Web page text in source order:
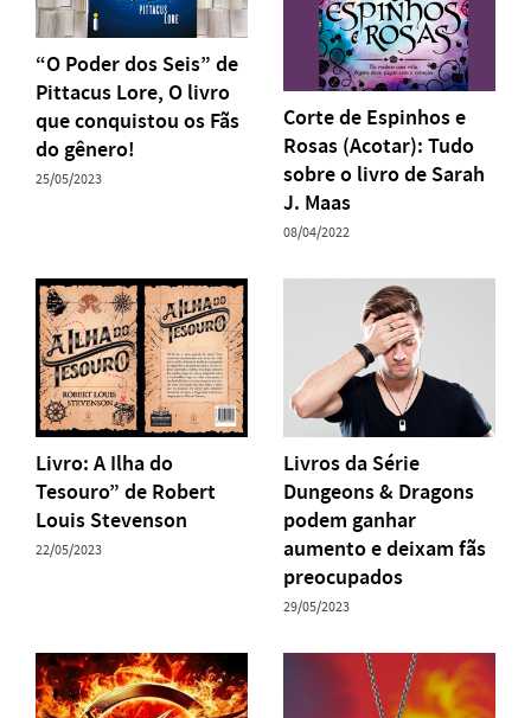
“O Poder dos Seis” de
Pittacus Lore, O livro
que conquistou os Fãs
do gênero!
25/05/2023
Corte de Espinhos e
Rosas (Acotar): Tudo
sobre o livro de Sarah
J. Maas
08/04/2022
Livro: A Ilha do
Tesouro” de Robert
Louis Stevenson
22/05/2023
Livros da Série
Dungeons & Dragons
podem ganhar
aumento e deixam fãs
preocupados
29/05/2023